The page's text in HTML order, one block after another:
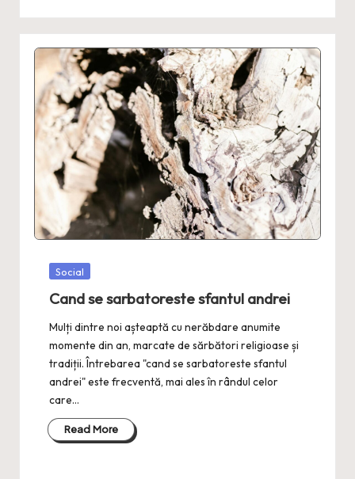
Posted
Social
Cand se sarbatoreste sfantul andrei
Mulți dintre noi așteaptă cu nerăbdare anumite
momente din an, marcate de sărbători religioase și
tradiții. Întrebarea "cand se sarbatoreste sfantul
andrei" este frecventă, mai ales în rândul celor
care…
Read More